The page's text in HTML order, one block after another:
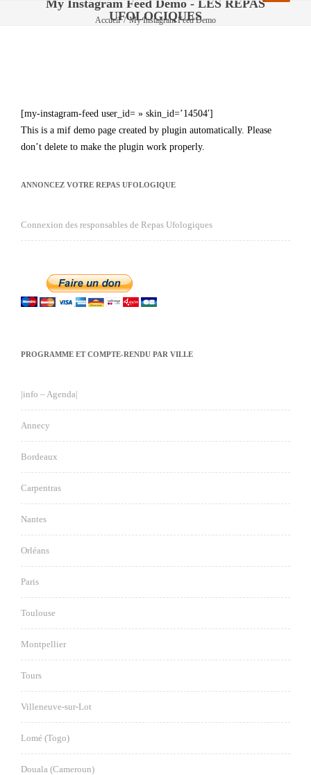
My Instagram Feed Demo - LES REPAS
UFOLOGIQUES
Accueil / My Instagram Feed Demo
[my-instagram-feed user_id= » skin_id=’14504′]
This is a mif demo page created by plugin automatically. Please
don’t delete to make the plugin work properly.
ANNONCEZ VOTRE REPAS UFOLOGIQUE
Connexion des responsables de Repas Ufologiques
PROGRAMME ET COMPTE-RENDU PAR VILLE
|info – Agenda|
Annecy
Bordeaux
Carpentras
Nantes
Orléans
Paris
Toulouse
Montpellier
Tours
Villeneuve-sur-Lot
Lomé (Togo)
Douala (Cameroun)